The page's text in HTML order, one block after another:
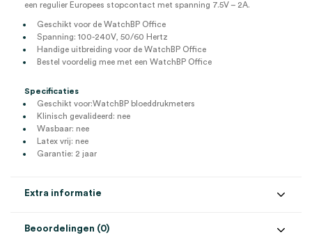
een regulier Europees stopcontact met spanning 7.5V – 2A.
Geschikt voor de WatchBP Office
Spanning: 100-240V, 50/60 Hertz
Handige uitbreiding voor de WatchBP Office
Bestel voordelig mee met een WatchBP Office
Specificaties
Geschikt voor:WatchBP bloeddrukmeters
Klinisch gevalideerd: nee
Wasbaar: nee
Latex vrij: nee
Garantie: 2 jaar
Extra informatie
Beoordelingen (0)